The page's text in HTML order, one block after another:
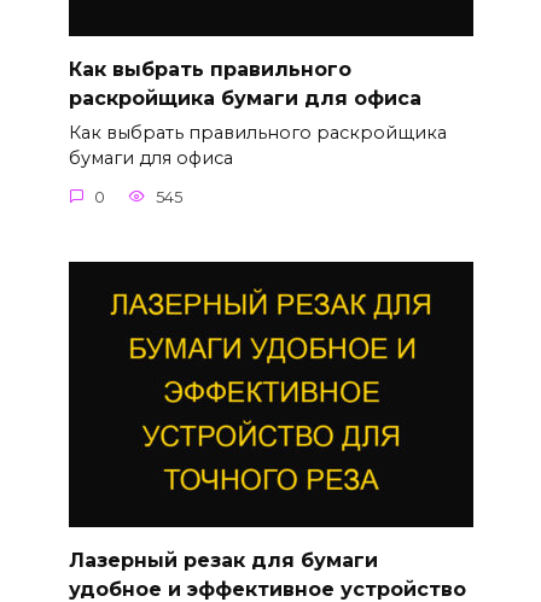
Как выбрать правильного
раскройщика бумаги для офиса
Как выбрать правильного раскройщика
бумаги для офиса
0 545
Лазерный резак для бумаги
удобное и эффективное устройство